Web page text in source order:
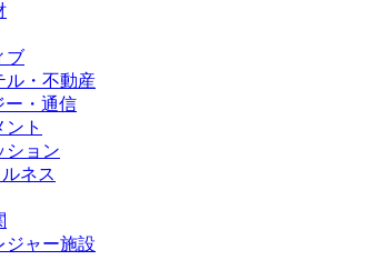
ブ
ル・不動産
ー・通信
ト
ション
ネス
ジャー施設